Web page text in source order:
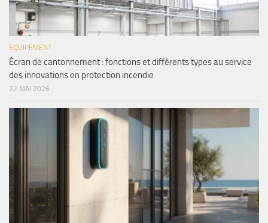
ÉQUIPEMENT
Écran de cantonnement : fonctions et différents types au service
des innovations en protection incendie
22 MAI 2026